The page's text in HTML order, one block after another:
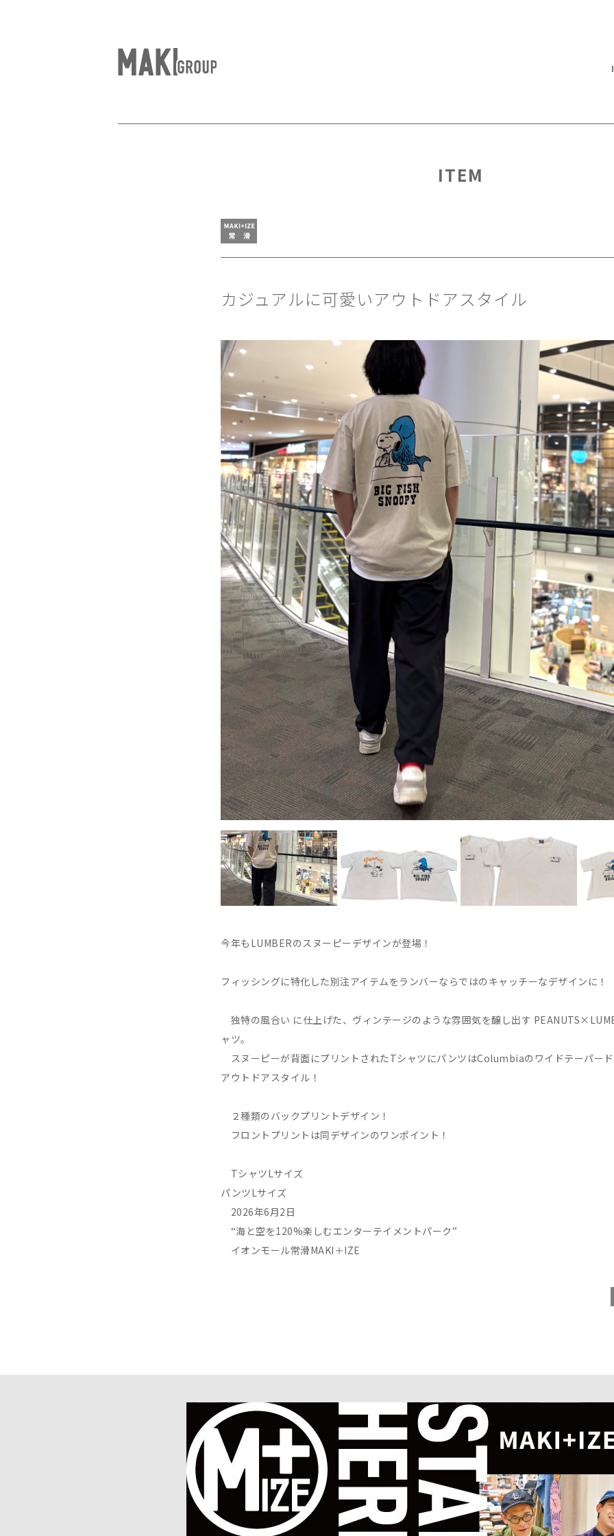
ITEM
カジュアルに可愛いアウトドアスタイル
今年もLUMBERのスヌーピーデザインが登場！
フィッシングに特化した別注アイテムをランバーならではのキャッチーなデザインに！
独特の風合い に仕上げた、ヴィンテージのような雰囲気を醸し出す
ャツ。
スヌーピーが背面にプリントされたTシャツにパンツはColumbiaのワイドテーパー
アウトドアスタイル！
２種類のバックプリントデザイン！
フロントプリントは同デザインのワンポイント！
TシャツLサイズ
パンツLサイズ
2026年6月2日
“海と空を120%楽しむエンターテイメントパーク”
イオンモール常滑MAKI＋IZE